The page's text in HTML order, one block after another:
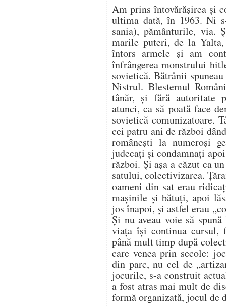
Am prins întovărăşirea şi
ultima dată, în 1963. Ni
sania), pământurile, via.
marile puteri, de la
întors armele şi am
înfrângerea monstrului
sovietică. Bătrânii
Nistrul. Blestemul
tânăr, şi fără autoritate
atunci, ca să poată face
sovietică comunizatoare.
cei patru ani de război
româneşti la numeroşi
judecaţi şi condamnaţi
război. Şi aşa a căzut ca
satului, colectivizarea.
oameni din sat erau
maşinile şi bătuţi, apoi
jos înapoi, şi astfel erau
Şi nu aveau voie să
viaţa îşi continua cursul,
până mult timp după
care venea prin secole:
din parc, nu cel de
jocurile, s-a construit
a fost atras mai mult de
formă organizată, jocul de